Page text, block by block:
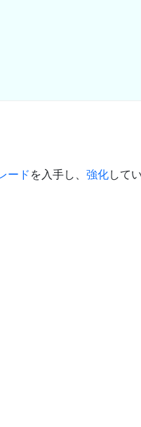
ードを入手し、 強化して